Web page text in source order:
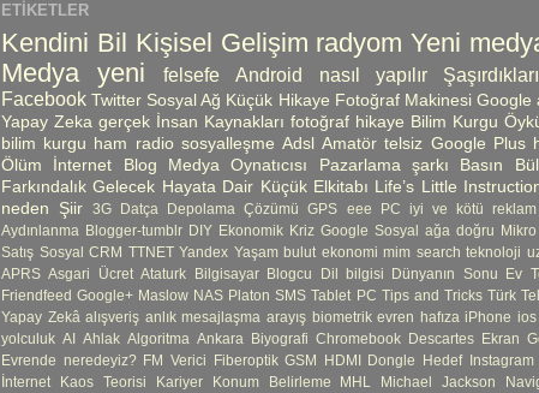
ETIKETLER
Kendini Bil Kişisel Gelişim radyom Yeni
Medya
yeni felsefe Android nasıl yapılır
Facebook Twitter Sosyal Ağ Küçük Hikaye Fotoğraf Makinesi Google
Yapay Zeka gerçek İnsan Kaynakları fotoğraf hikaye Bilim Kurgu
bilim kurgu ham radio sosyalleşme Adsl Amatör telsiz Google Plus
Ölüm
İnternet Blog Medya Oynatıcısı Pazarlama şarkı Basın
Farkındalık Gelecek Hayata Dair Küçük Elkitabı Life’s Little
neden
Şiir 3G Datça Depolama Çözümü GPS eee PC iyi ve kötü reklam
Aydınlanma Blogger-tumblr DIY Ekonomik Kriz Google Sosyal ağa doğru
Satış Sosyal CRM TTNET Yandex Yaşam bulut ekonomi mim search teknoloji
APRS Asgari Ücret Ataturk Bilgisayar Blogcu Dil bilgisi Dünyanın Sonu Ev
Friendfeed Google+ Maslow NAS Platon SMS Tablet PC Tips and Tricks Türk
Yapay Zekâ alışveriş anlık mesajlaşma arayış biometrik evren hafıza iPhone ios
yolculuk AI Ahlak Algoritma Ankara Biyografi Chromebook Descartes Ekran
Evrende neredeyiz? FM Verici Fiberoptik GSM HDMI Dongle Hedef Instagram
İnternet
Kaos Teorisi Kariyer Konum Belirleme MHL Michael Jackson